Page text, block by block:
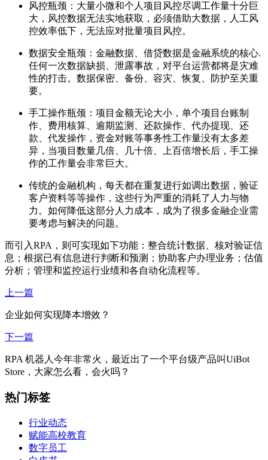
风控瓶颈：大量小微和个人项目风控尽调工作量十分巨
大，风控数据无法实地获取，必须借助大数据，人工风
控效率低下，无法应对批量项目风控。
数据安全瓶颈：金融数据、借贷数据是金融系统的核心.
任何一次数据缺损、泄露事故，对平台运营都将是灾难
性的打击。数据保密、备份、容灾、恢复、防护至关重
要。
手工操作瓶颈：项目金额无论大小，单个项目台账制
作、费用核算、逾期监测、还款操作、代办提现、还
款、代发操作，资金对账等事务性工作量没有太多差
异，当项目数量几倍、几十倍、上百倍增长后，手工操
作的工作量会非常巨大。
传统的金融机构，每天都在重复进行如调出数据，验证
客户资料等等操作，这些行为严重的消耗了人力与物
力。如何降低这部分人力成本，成为了很多金融企业需
要考虑与解决的问题。
而引入RPA，则可实现如下功能：整合统计数据、核对验证信
息；根据已有信息进行判断和预测；协助客户办理业务；估值
分析；管理和监控运行业绩和各自动化流程等。
上一篇
企业如何实现降本增效？
下一篇
RPA 机器人今年非常火，最近出了一个平台级产品叫UiBot
Store，大家怎么看，会火吗？
热门标签
行业动态
赋能高校教育
数字员工